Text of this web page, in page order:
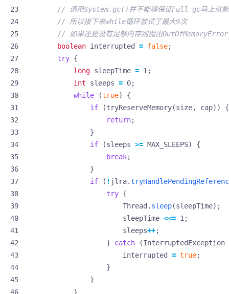
// 调用System.gc()并不能够保证Full gc马上就能
// 所以接下来while循环尝试了最大9次
// 如果还是没有足够内存则抛出
boolean interrupted = false;
try {
long sleepTime = 1 ;
int
sleeps = 0;
while
(true)
{
if
(tryReserveMemory(size, cap))
{
return;
}
if
(sleeps >= MAX_SLEEPS)
{
break;
}
if
( ! jlra.
try {
Thread . sleep(sleepTime);
sleepTime <<= 1 ;
sleeps++;
}
catch (InterruptedException
interrupted
= true;
}
}
}